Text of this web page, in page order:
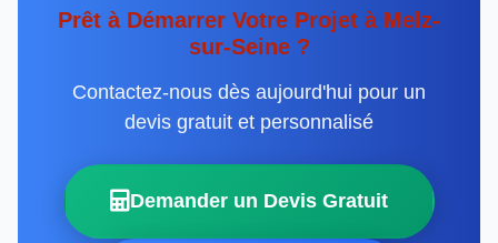
Prêt à Démarrer Votre Projet à Melz-
sur-Seine ?
Contactez-nous dès aujourd'hui pour un
devis gratuit et personnalisé
Demander un Devis Gratuit